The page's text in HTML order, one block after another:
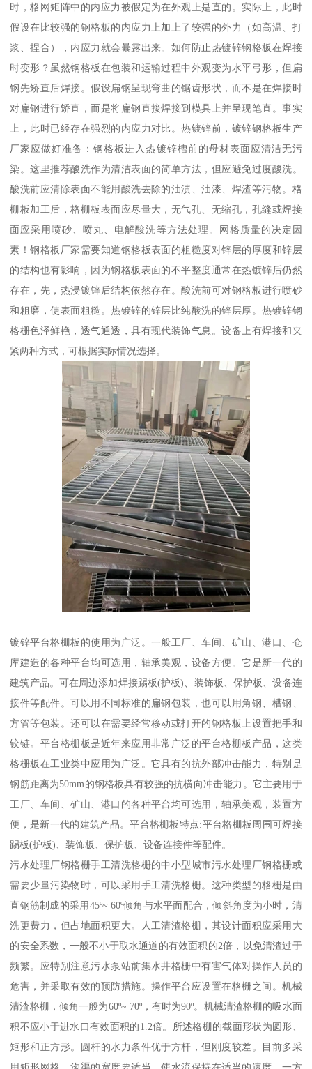
时，格网矩阵中的内应力被假定为在外观上是直的。实际上，此时
假设在比较强的钢格板的内应力上加上了较强的外力（如高温、打
浆、捏合），内应力就会暴露出来。如何防止热镀锌钢格板在焊接
时变形？虽然钢格板在包装和运输过程中外观变为水平弓形，但扁
钢先矫直后焊接。假设扁钢呈现弯曲的锯齿形状，而不是在焊接时
对扁钢进行矫直，而是将扁钢直接焊接到模具上并呈现笔直。事实
上，此时已经存在强烈的内应力对比。热镀锌前，镀锌钢格板生产
厂家应做好准备：钢格板进入热镀锌槽前的母材表面应清洁无污
染。这里推荐酸洗作为清洁表面的简单方法，但应避免过度酸洗。
酸洗前应清除表面不能用酸洗去除的油渍、油漆、焊渣等污物。格
栅板加工后，格栅板表面应尽量大，无气孔、无缩孔，孔缝或焊接
面应采用喷砂、喷丸、电解酸洗等方法处理。网格质量的决定因
素！钢格板厂家需要知道钢格板表面的粗糙度对锌层的厚度和锌层
的结构也有影响，因为钢格板表面的不平整度通常在热镀锌后仍然
存在，先，热浸镀锌后结构依然存在。酸洗前可对钢格板进行喷砂
和粗磨，使表面粗糙。热镀锌的锌层比纯酸洗的锌层厚。热镀锌钢
格栅色泽鲜艳，透气通透，具有现代装饰气息。设备上有焊接和夹
紧两种方式，可根据实际情况选择。
镀锌平台格栅板的使用为广泛。一般工厂、车间、矿山、港口、仓
库建造的各种平台均可选用，轴承美观，设备方便。它是新一代的
建筑产品。可在周边添加焊接踢板(护板)、装饰板、保护板、设备连
接件等配件。可以用不同标准的扁钢包装，也可以用角钢、槽钢、
方管等包装。还可以在需要经常移动或打开的钢格板上设置把手和
铰链。平台格栅板是近年来应用非常广泛的平台格栅板产品，这类
格栅板在工业类中应用为广泛。它具有的抗外部冲击能力，特别是
钢筋距离为50mm的钢格板具有较强的抗横向冲击能力。它主要用于
工厂、车间、矿山、港口的各种平台均可选用，轴承美观，装置方
便，是新一代的建筑产品。平台格栅板特点:平台格栅板周围可焊接
踢板(护板)、装饰板、保护板、设备连接件等配件。
污水处理厂钢格栅手工清洗格栅的中小型城市污水处理厂钢格栅或
需要少量污染物时，可以采用手工清洗格栅。这种类型的格栅是由
直钢筋制成的采用45º~ 60º倾角与水平面配合，倾斜角度为小时，清
洗更费力，但占地面积更大。人工清渣格栅，其设计面积应采用大
的安全系数，一般不小于取水通道的有效面积的2倍，以免清渣过于
频繁。应特别注意污水泵站前集水井格栅中有害气体对操作人员的
危害，并采取有效的预防措施。操作平台应设置在格栅之间。机械
清渣格栅，倾角一般为60º~ 70º，有时为90º。机械清渣格栅的吸水面
积不应小于进水口有效面积的1.2倍。所述格栅的截面形状为圆形、
矩形和正方形。圆杆的水力条件优于方杆，但刚度较差。目前多采
用矩形网格。沟渠的宽度要适当，使水流保持在适当的速度，一方